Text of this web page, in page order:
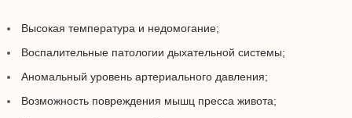
Высокая температура и недомогание;
Воспалительные патологии дыхательной системы;
Аномальный уровень артериального давления;
Возможность повреждения мышц пресса живота;